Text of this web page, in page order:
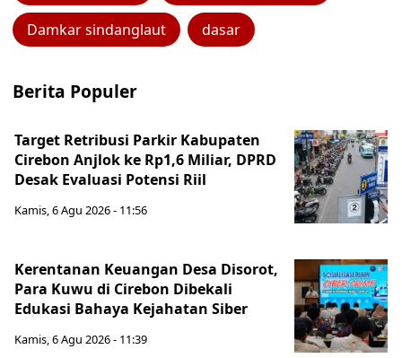
Damkar sindanglaut dasar
Berita Populer
Target Retribusi Parkir Kabupaten
Cirebon Anjlok ke Rp1,6 Miliar, DPRD
Desak Evaluasi Potensi Riil
Kamis, 6 Agu 2026 - 11:56
Kerentanan Keuangan Desa Disorot,
Para Kuwu di Cirebon Dibekali
Edukasi Bahaya Kejahatan Siber
Kamis, 6 Agu 2026 - 11:39